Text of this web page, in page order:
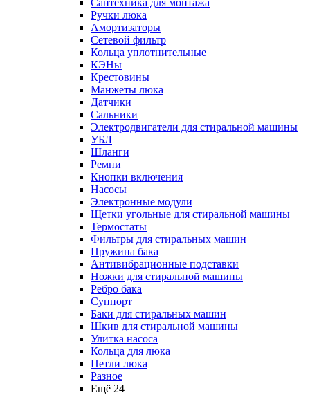
Сантехника для монтажа
Ручки люка
Амортизаторы
Сетевой фильтр
Кольца уплотнительные
КЭНы
Крестовины
Манжеты люка
Датчики
Сальники
Электродвигатели для стиральной машины
УБЛ
Шланги
Ремни
Кнопки включения
Насосы
Электронные модули
Щетки угольные для стиральной машины
Термостаты
Фильтры для стиральных машин
Пружина бака
Антивибрационные подставки
Ножки для стиральной машины
Ребро бака
Суппорт
Баки для стиральных машин
Шкив для стиральной машины
Улитка насоса
Кольца для люка
Петли люка
Разное
Ещё 24